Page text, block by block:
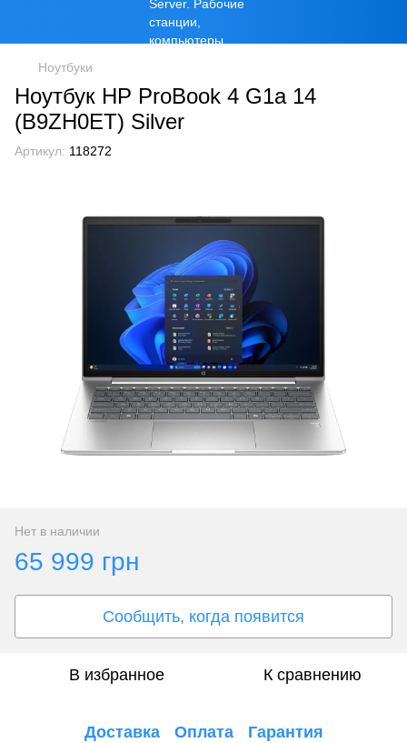
Ноутбуки
Ноутбук HP ProBook 4 G1a 14
(B9ZH0ET) Silver
Артикул: 118272
Нет в наличии
65 999 грн
Сообщить, когда появится
В избранное К сравнению
Доставка Оплата Гарантия